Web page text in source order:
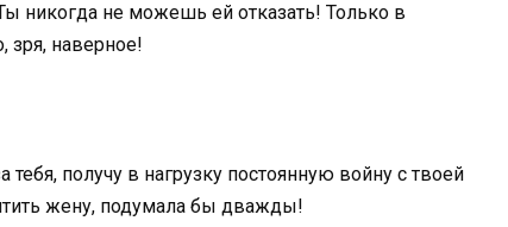
никогда не можешь ей отказать! Только в
зря, наверное!
тебя, получу в нагрузку постоянную войну с твоей
жену, подумала бы дважды!